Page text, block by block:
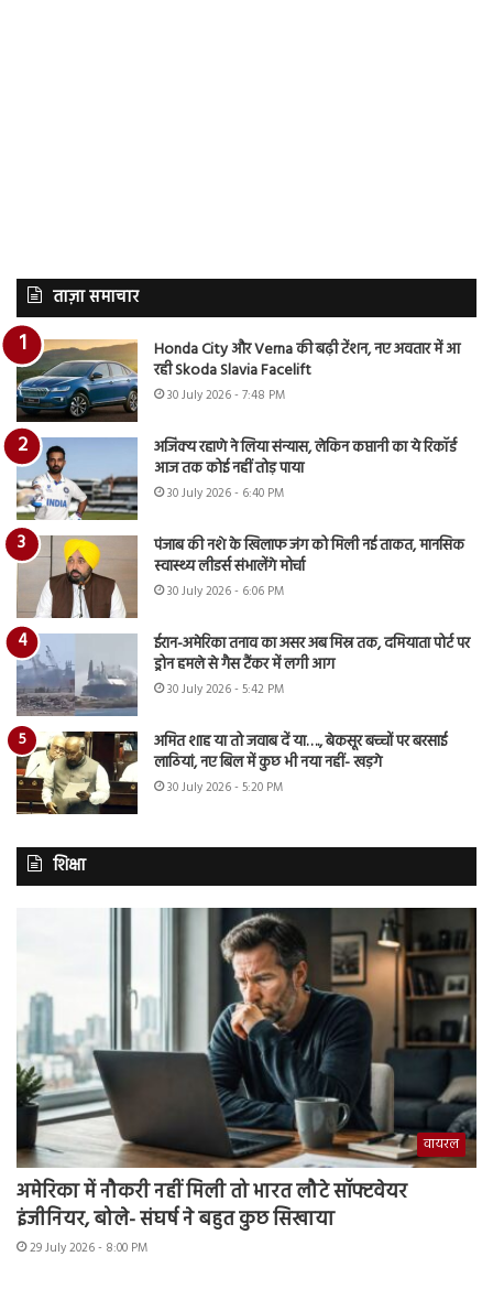
ताज़ा समाचार
Honda City और Verna की बढ़ी टेंशन, नए अवतार में आ
रही Skoda Slavia Facelift
30 July 2026 - 7:48 PM
अजिंक्य रहाणे ने लिया संन्यास, लेकिन कप्तानी का ये रिकॉर्ड
आज तक कोई नहीं तोड़ पाया
30 July 2026 - 6:40 PM
पंजाब की नशे के खिलाफ जंग को मिली नई ताकत, मानसिक
स्वास्थ्य लीडर्स संभालेंगे मोर्चा
30 July 2026 - 6:06 PM
ईरान-अमेरिका तनाव का असर अब मिस्र तक, दमियाता पोर्ट पर
ड्रोन हमले से गैस टैंकर में लगी आग
30 July 2026 - 5:42 PM
अमित शाह या तो जवाब दें या…., बेकसूर बच्चों पर बरसाई
लाठियां, नए बिल में कुछ भी नया नहीं- खड़गे
30 July 2026 - 5:20 PM
शिक्षा
वायरल
अमेरिका में नौकरी नहीं मिली तो भारत लौटे सॉफ्टवेयर
इंजीनियर, बोले- संघर्ष ने बहुत कुछ सिखाया
29 July 2026 - 8:00 PM